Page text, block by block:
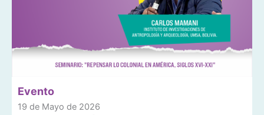
Evento
19 de Mayo de 2026